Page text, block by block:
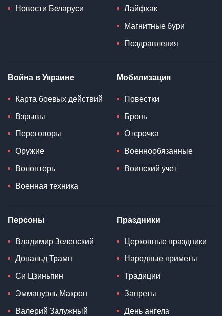
Новости Беларуси Лайфхак
Магнитные бури
Поздравления
Война в Украине
Карта боевых действий
Взрывы
Переговоры
Оружие
Волонтеры
Военная техника
Мобилизация
Повестки
Бронь
Отсрочка
Военнообязанные
Воинский учет
Персоны
Владимир Зеленский
Дональд Трамп
Си Цзиньпин
Эммануэль Макрон
Валерий Залужный
Праздники
Церковные праздники
Народные приметы
Традиции
Запреты
День ангела